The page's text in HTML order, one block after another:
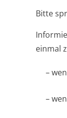
Bitte
einmal
–
–